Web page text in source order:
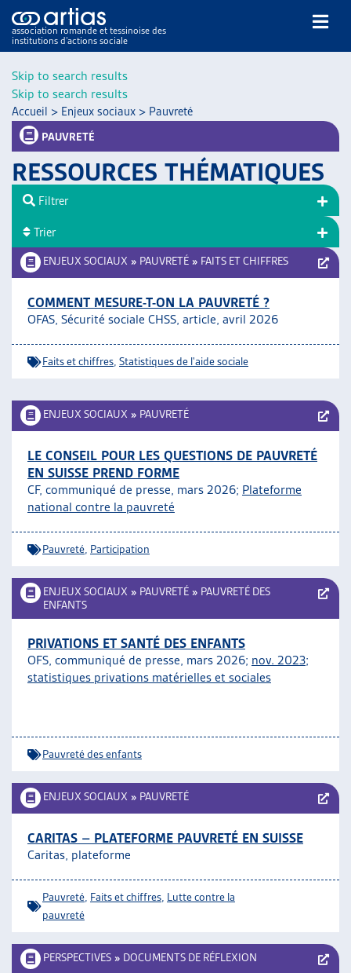
Skip to search results
Skip to search results
association romande et tessinoise des
institutions d’actions sociale
NOS PUBLICATIONS
DOSSIERS DU MOIS
VEILLE
RESSOURCES
THÉMATIQUES
GUIDE SOCIAL ROMAND
ARTIAS
PROJETS ET ACTIVITÉS
JOURNÉES D’AUTOMNE
Accueil > Enjeux sociaux > Pauvreté
PAUVRETÉ
RESSOURCES THÉMATIQUES
ENJEUX SOCIAUX » PAUVRETÉ » FAITS ET CHIFFRES
COMMENT MESURE-T-ON LA PAUVRETÉ ?
OFAS, Sécurité sociale CHSS, article, avril 2026
Faits et chiffres Statistiques de l'aide sociale
ENJEUX SOCIAUX » PAUVRETÉ
LE CONSEIL POUR LES QUESTIONS DE PAUVRETÉ
EN SUISSE PREND FORME
CF, communiqué de presse, mars 2026; Plateforme
national contre la pauvreté
Pauvreté Participation
ENJEUX SOCIAUX » PAUVRETÉ » PAUVRETÉ DES
ENFANTS
PRIVATIONS ET SANTÉ DES ENFANTS
OFS, communiqué de presse, mars 2026; nov. 2023;
statistiques privations matérielles et sociales
Pauvreté des enfants
ENJEUX SOCIAUX » PAUVRETÉ
CARITAS – PLATEFORME PAUVRETÉ EN SUISSE
Caritas, plateforme
Pauvreté Faits et chiffres Lutte contre la
pauvreté
PERSPECTIVES » DOCUMENTS DE RÉFLEXION
Filtrer
Trier